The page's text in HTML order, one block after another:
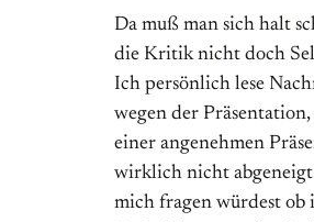
Da muß man sich halt
die Kritik nicht doch
Ich persönlich lese
wegen der
einer angenehmen
wirklich nicht
mich fragen würdest ob